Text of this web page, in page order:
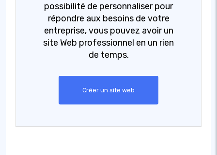
possibilité de personnaliser pour
répondre aux besoins de votre
entreprise, vous pouvez avoir un
site Web professionnel en un rien
de temps.
Créer un site web